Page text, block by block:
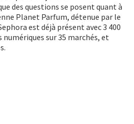
des questions se posent quant à
Planet Parfum, détenue par le
est déjà présent avec 3 400
sur 35 marchés, et